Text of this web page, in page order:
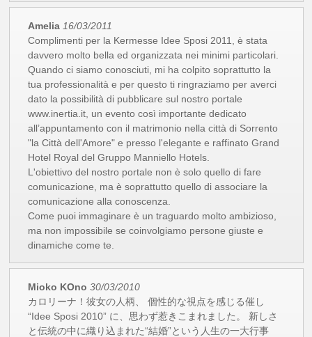
Amelia 16/03/2011
Complimenti per la Kermesse Idee Sposi 2011, è stata
davvero molto bella ed organizzata nei minimi particolari.
Quando ci siamo conosciuti, mi ha colpito soprattutto la
tua professionalità e per questo ti ringraziamo per averci
dato la possibilità di pubblicare sul nostro portale
www.inertia.it, un evento così importante dedicato
all’appuntamento con il matrimonio nella città di Sorrento
"la Città dell'Amore" e presso l'elegante e raffinato Grand
Hotel Royal del Gruppo Manniello Hotels.
L'obiettivo del nostro portale non è solo quello di fare
comunicazione, ma è soprattutto quello di associare la
comunicazione alla conoscenza.
Come puoi immaginare è un traguardo molto ambizioso,
ma non impossibile se coinvolgiamo persone giuste e
dinamiche come te.
Mioko KOno 30/03/2010
カロリーナ！彼女の人柄、 個性的な視点を感じる催し
“Idee Sposi 2010” に、思わず惹きこまれました。 新しさ
と伝統の中に織り込まれた“結婚”という人生の一大行事